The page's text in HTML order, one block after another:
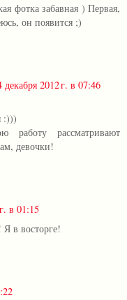
фотка забавная ) Первая,
он появится ;)
декабря 2012 г. в 07:46
:)))
рассматривают
девочки!
в 01:15
в восторге!